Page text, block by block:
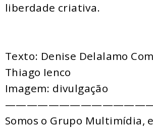
liberdade criativa.
Texto: Denise Delalamo
Thiago Ienco
Imagem: divulgação
Somos o Grupo Multimídia,